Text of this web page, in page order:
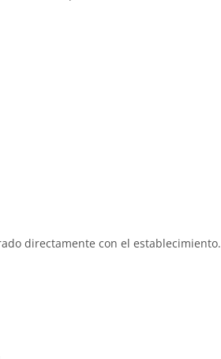
directamente con el establecimiento.